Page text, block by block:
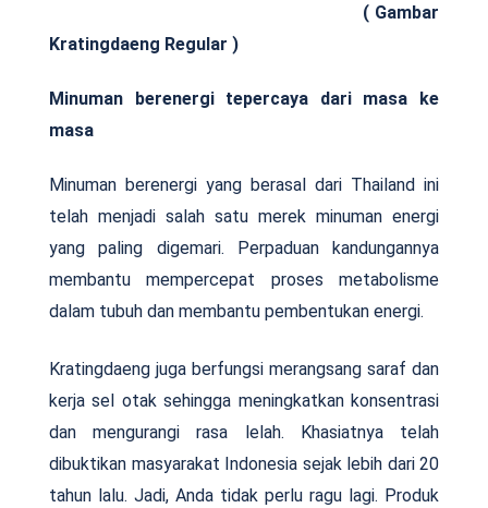
( Gambar
Kratingdaeng Regular )
Minuman berenergi tepercaya dari masa ke
masa
Minuman berenergi yang berasal dari Thailand ini
telah menjadi salah satu merek minuman energi
yang paling digemari. Perpaduan kandungannya
membantu mempercepat proses metabolisme
dalam tubuh dan membantu pembentukan energi.
Kratingdaeng juga berfungsi merangsang saraf dan
kerja sel otak sehingga meningkatkan konsentrasi
dan mengurangi rasa lelah. Khasiatnya telah
dibuktikan masyarakat Indonesia sejak lebih dari 20
tahun lalu. Jadi, Anda tidak perlu ragu lagi. Produk